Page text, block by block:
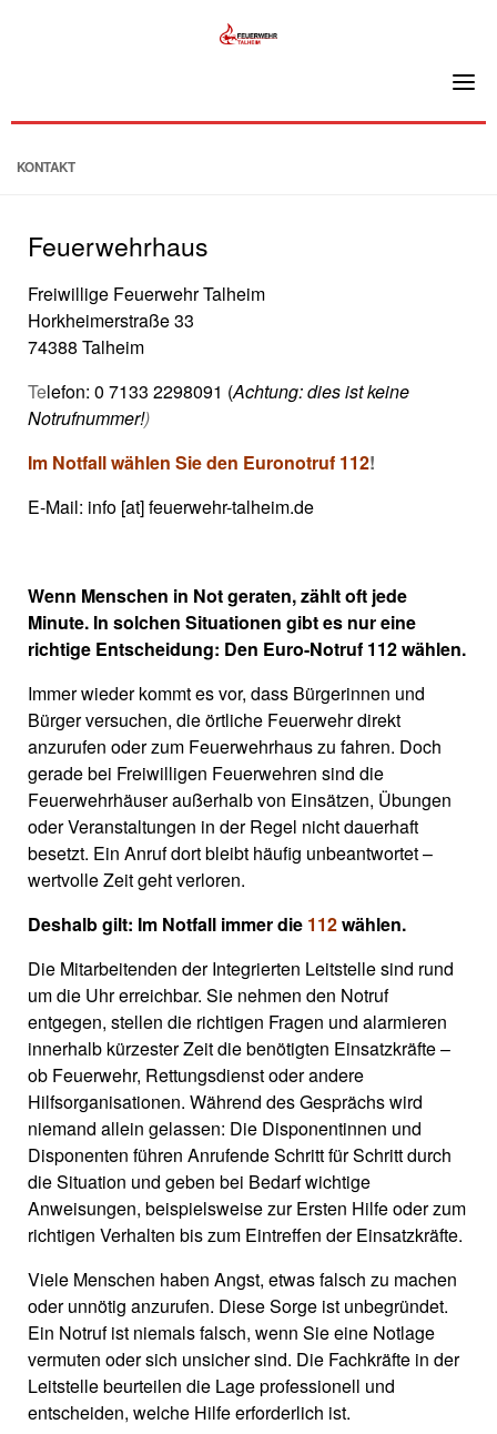
KONTAKT
Feuerwehrhaus
Freiwillige Feuerwehr Talheim
Horkheimerstraße 33
74388 Talheim
Telefon: ‎0 7133 2298091 (Achtung: dies ist keine
Notrufnummer!)
Im Notfall wählen Sie den Euronotruf 112!
E-Mail: info [at] feuerwehr-talheim.de
Wenn Menschen in Not geraten, zählt oft jede
Minute. In solchen Situationen gibt es nur eine
richtige Entscheidung: Den Euro-Notruf 112 wählen.
Immer wieder kommt es vor, dass Bürgerinnen und
Bürger versuchen, die örtliche Feuerwehr direkt
anzurufen oder zum Feuerwehrhaus zu fahren. Doch
gerade bei Freiwilligen Feuerwehren sind die
Feuerwehrhäuser außerhalb von Einsätzen, Übungen
oder Veranstaltungen in der Regel nicht dauerhaft
besetzt. Ein Anruf dort bleibt häufig unbeantwortet –
wertvolle Zeit geht verloren.
Deshalb gilt: Im Notfall immer die 112wählen.
Die Mitarbeitenden der Integrierten Leitstelle sind rund
um die Uhr erreichbar. Sie nehmen den Notruf
entgegen, stellen die richtigen Fragen und alarmieren
innerhalb kürzester Zeit die benötigten Einsatzkräfte –
ob Feuerwehr, Rettungsdienst oder andere
Hilfsorganisationen. Während des Gesprächs wird
niemand allein gelassen: Die Disponentinnen und
Disponenten führen Anrufende Schritt für Schritt durch
die Situation und geben bei Bedarf wichtige
Anweisungen, beispielsweise zur Ersten Hilfe oder zum
richtigen Verhalten bis zum Eintreffen der Einsatzkräfte.
Viele Menschen haben Angst, etwas falsch zu machen
oder unnötig anzurufen. Diese Sorge ist unbegründet.
Ein Notruf ist niemals falsch, wenn Sie eine Notlage
vermuten oder sich unsicher sind. Die Fachkräfte in der
Leitstelle beurteilen die Lage professionell und
entscheiden, welche Hilfe erforderlich ist.